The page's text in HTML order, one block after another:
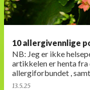
e
g
10 allergivennlige
NB: Jeg er ikke
artikkelen er henta
allergiforbundet ,
land. Planter kan
13.5.25